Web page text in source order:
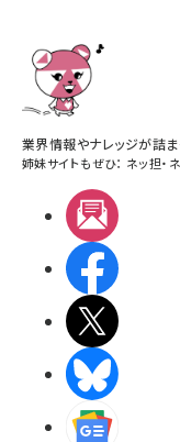
業界情報やナレッジが詰ま
姉妹サイトもぜひ： ネッ担・